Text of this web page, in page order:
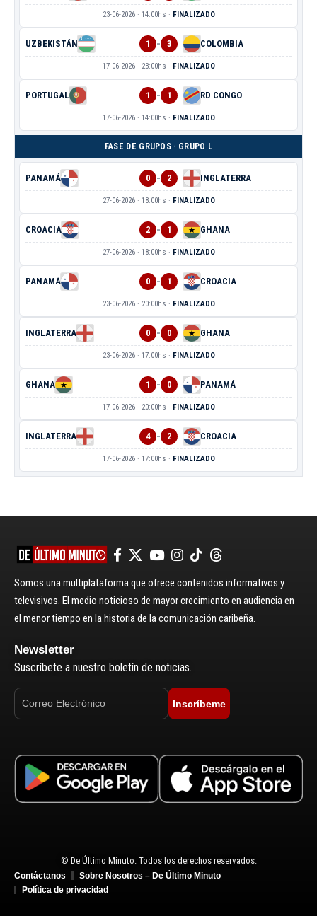
23-06-2026 · 14:00hs · FINALIZADO
UZBEKISTÁN 1 - 3 COLOMBIA
17-06-2026 · 23:00hs · FINALIZADO
PORTUGAL 1 - 1 RD CONGO
17-06-2026 · 14:00hs · FINALIZADO
FASE DE GRUPOS · GRUPO L
PANAMÁ 0 - 2 INGLATERRA
27-06-2026 · 18:00hs · FINALIZADO
CROACIA 2 - 1 GHANA
27-06-2026 · 18:00hs · FINALIZADO
PANAMÁ 0 - 1 CROACIA
23-06-2026 · 20:00hs · FINALIZADO
INGLATERRA 0 - 0 GHANA
23-06-2026 · 17:00hs · FINALIZADO
GHANA 1 - 0 PANAMÁ
17-06-2026 · 20:00hs · FINALIZADO
INGLATERRA 4 - 2 CROACIA
17-06-2026 · 17:00hs · FINALIZADO
Somos una multiplataforma que ofrece contenidos informativos y
televisivos. El medio noticioso de mayor crecimiento en audiencia en
el menor tiempo en la historia de la comunicación caribeña.
Newsletter
Suscríbete a nuestro boletín de noticias.
Inscríbeme
© De Último Minuto. Todos los derechos reservados.
Contáctanos
Sobre Nosotros – De Último Minuto
Política de privacidad